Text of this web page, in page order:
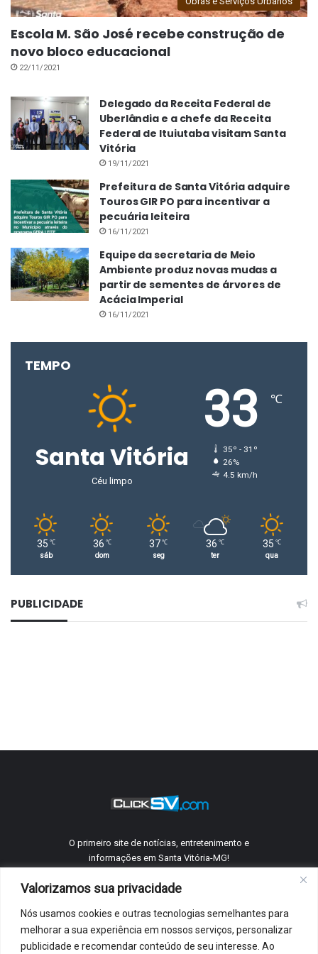
Valorizamos sua privacidade
Nós usamos cookies e outras tecnologias semelhantes para
melhorar a sua experiência em nossos serviços, personalizar
publicidade e recomendar conteúdo de seu interesse. Ao
Escola M. São José recebe construção de
novo bloco educacional
22/11/2021
Delegado da Receita Federal de
Uberlândia e a chefe da Receita
Federal de Ituiutaba visitam Santa
Vitória
19/11/2021
Prefeitura de Santa Vitória adquire
Touros GIR PO para incentivar a
pecuária leiteira
16/11/2021
Equipe da secretaria de Meio
Ambiente produz novas mudas a
partir de sementes de árvores de
Acácia Imperial
16/11/2021
TEMPO
Santa Vitória
Céu limpo
33 ℃
35º - 31º
26%
4.5 km/h
35 ℃
sáb
36 ℃
dom
37 ℃
seg
36 ℃
ter
35 ℃
qua
PUBLICIDADE
O primeiro site de notícias, entretenimento e
informações em Santa Vitória-MG!
©ClickSV2005 - 2026 Todos os direitos reservados.
Telefones Úteis Anuncie Conosco